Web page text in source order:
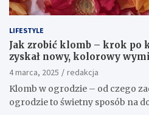
LIFESTYLE
Jak zrobić klomb – krok po
zyskał nowy, kolorowy
4 marca, 2025
redakcja
Klomb w ogrodzie – od czego
ogrodzie to świetny sposób na